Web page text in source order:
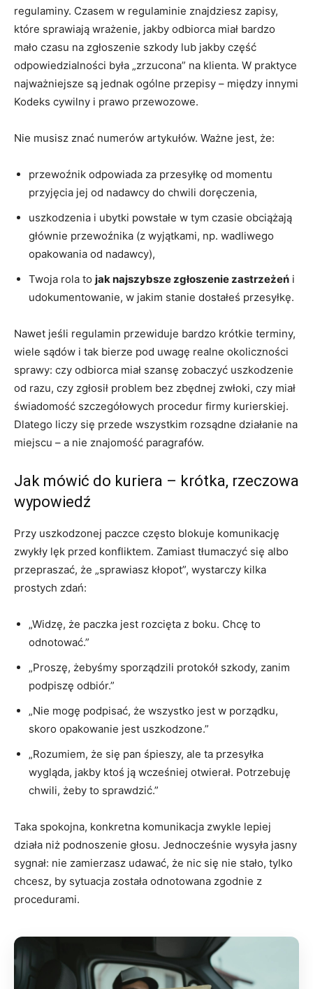
regulaminy. Czasem w regulaminie znajdziesz zapisy,
które sprawiają wrażenie, jakby odbiorca miał bardzo
mało czasu na zgłoszenie szkody lub jakby część
odpowiedzialności była „zrzucona” na klienta. W praktyce
najważniejsze są jednak ogólne przepisy – między innymi
Kodeks cywilny i prawo przewozowe.
Nie musisz znać numerów artykułów. Ważne jest, że:
przewoźnik odpowiada za przesyłkę od momentu
przyjęcia jej od nadawcy do chwili doręczenia,
uszkodzenia i ubytki powstałe w tym czasie obciążają
głównie przewoźnika (z wyjątkami, np. wadliwego
opakowania od nadawcy),
Twoja rola to jak najszybsze zgłoszenie zastrzeżeń i
udokumentowanie, w jakim stanie dostałeś przesyłkę.
Nawet jeśli regulamin przewiduje bardzo krótkie terminy,
wiele sądów i tak bierze pod uwagę realne okoliczności
sprawy: czy odbiorca miał szansę zobaczyć uszkodzenie
od razu, czy zgłosił problem bez zbędnej zwłoki, czy miał
świadomość szczegółowych procedur firmy kurierskiej.
Dlatego liczy się przede wszystkim rozsądne działanie na
miejscu – a nie znajomość paragrafów.
Jak mówić do kuriera – krótka, rzeczowa
wypowiedź
Przy uszkodzonej paczce często blokuje komunikację
zwykły lęk przed konfliktem. Zamiast tłumaczyć się albo
przepraszać, że „sprawiasz kłopot”, wystarczy kilka
prostych zdań:
„Widzę, że paczka jest rozcięta z boku. Chcę to
odnotować.”
„Proszę, żebyśmy sporządzili protokół szkody, zanim
podpiszę odbiór.”
„Nie mogę podpisać, że wszystko jest w porządku,
skoro opakowanie jest uszkodzone.”
„Rozumiem, że się pan śpieszy, ale ta przesyłka
wygląda, jakby ktoś ją wcześniej otwierał. Potrzebuję
chwili, żeby to sprawdzić.”
Taka spokojna, konkretna komunikacja zwykle lepiej
działa niż podnoszenie głosu. Jednocześnie wysyła jasny
sygnał: nie zamierzasz udawać, że nic się nie stało, tylko
chcesz, by sytuacja została odnotowana zgodnie z
procedurami.